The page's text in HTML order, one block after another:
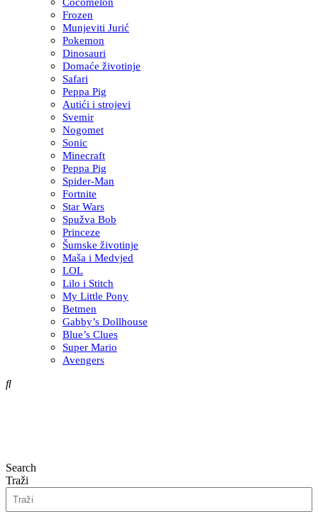
Frozen
Munjeviti Jurić
Pokemon
Dinosauri
Domaće životinje
Safari
Peppa Pig
Autići i strojevi
Svemir
Nogomet
Sonic
Minecraft
Peppa Pig
Spider-Man
Fortnite
Star Wars
Spužva Bob
Princeze
Šumske životinje
Maša i Medvjed
LOL
Lilo i Stitch
My Little Pony
Betmen
Gabby’s Dollhouse
Blue’s Clues
Super Mario
Avengers
Search
Traži